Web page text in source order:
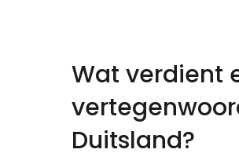
Wat verdient
Duitsland?